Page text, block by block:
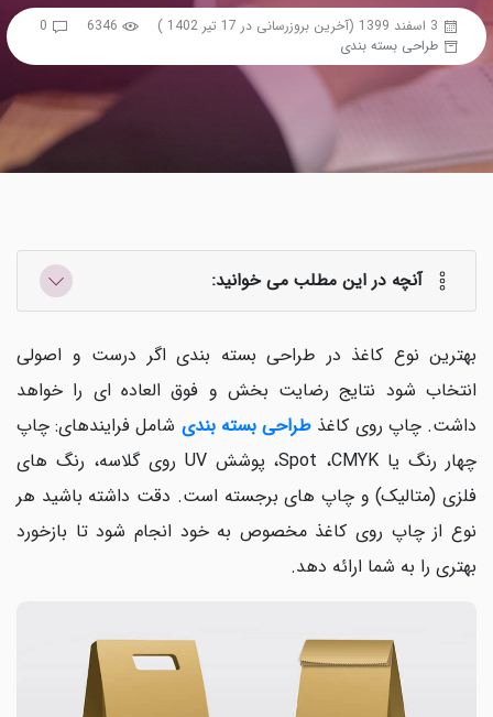
3 اسفند 1399 (آخرین بروزرسانی در 17 تیر 1402 ) 6346
0
طراحی بسته بندی
آنچه در این مطلب می خوانید:
بهترین نوع کاغذ در طراحی بسته بندی اگر درست و اصولی
انتخاب شود نتایج رضایت بخش و فوق العاده ای را خواهد
داشت. چاپ روی کاغذ طراحی بسته بندی شامل فرایندهای: چاپ
چهار رنگ یا CMYK، Spot، پوششUV روی گلاسه، رنگ های
فلزی (متالیک) و چاپ های برجسته است. دقت داشته باشید هر
نوع از چاپ روی کاغذ مخصوص به خود انجام شود تا بازخورد
بهتری را به شما ارائه دهد.